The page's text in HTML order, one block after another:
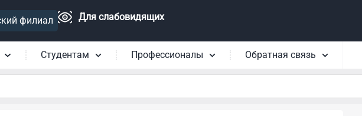
филиал Для слабовидящих
Студентам Профессионалы Обратная связь